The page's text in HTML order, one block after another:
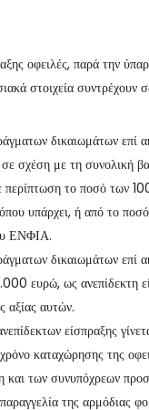
οφειλές, παρά την
στοιχεία συντρέχουν
δικαιωμάτων επί
σχέση με τη συνολική
περίπτωση το ποσό των
υπάρχει, ή από το
ΕΝΦΙΑ.
δικαιωμάτων επί
ευρώ, ως ανεπίδεκτη
αξίας αυτών.
είσπραξης
καταχώρησης της
και των συνυπόχρεων
της αρμόδιας